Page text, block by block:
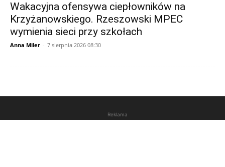
Wakacyjna ofensywa ciepłowników na
Krzyżanowskiego. Rzeszowski MPEC
wymienia sieci przy szkołach
Anna Miler - 7 sierpnia 2026 08:30
Reklama